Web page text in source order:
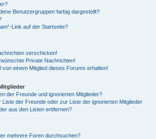
Benutzergruppen farbig dargestellt?
Link auf der Startseite?
verschicken!
Private Nachrichten!
von einem Mitglied dieses Forums erhalten!
der Freunde und ignorierten Mitglieder?
Liste der Freunde oder zur Liste der ignorierten Mitglieder
aus den Listen entfernen?
mehrere Foren durchsuchen?